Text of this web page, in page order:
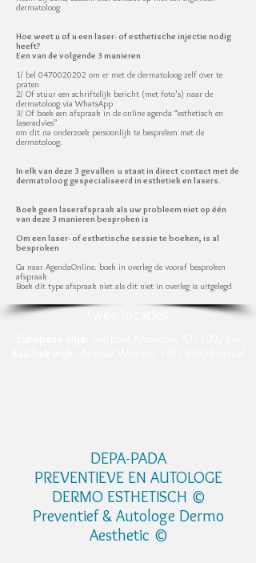
dermatoloog
Hoe weet u of u een laser- of esthetische injectie nodig
heeft?
Een van de volgende 3 manieren
1/ bel 0470020202 om er met de dermatoloog zelf over te
praten
2/ Of stuur een schriftelijk bericht (met foto's) naar de
dermatoloog via WhatsApp
3/ Of boek een afspraak in de online agenda “esthetisch en
laseradvies”
om dit na onderzoek persoonlijk te bespreken met de
dermatoloog.
In elk van deze 3 gevallen u staat in direct contact met de
dermatoloog gespecialiseerd in esthetiek en lasers.
Boek geen laserafspraak als uw probleem niet op één
van deze 3 manieren besproken is
Om een laser- of esthetische sessie te boeken, is al
besproken
Ga naar AgendaOnline. boek in overleg de vooraf besproken
afspraak
Boek dit type afspraak niet als dit niet in overleg is uitgelegd
DEPA-PADA
PREVENTIEVE EN AUTOLOGE
DERMO ESTHETISCH ©
Preventief & Autologe Dermo
Aesthetic ©